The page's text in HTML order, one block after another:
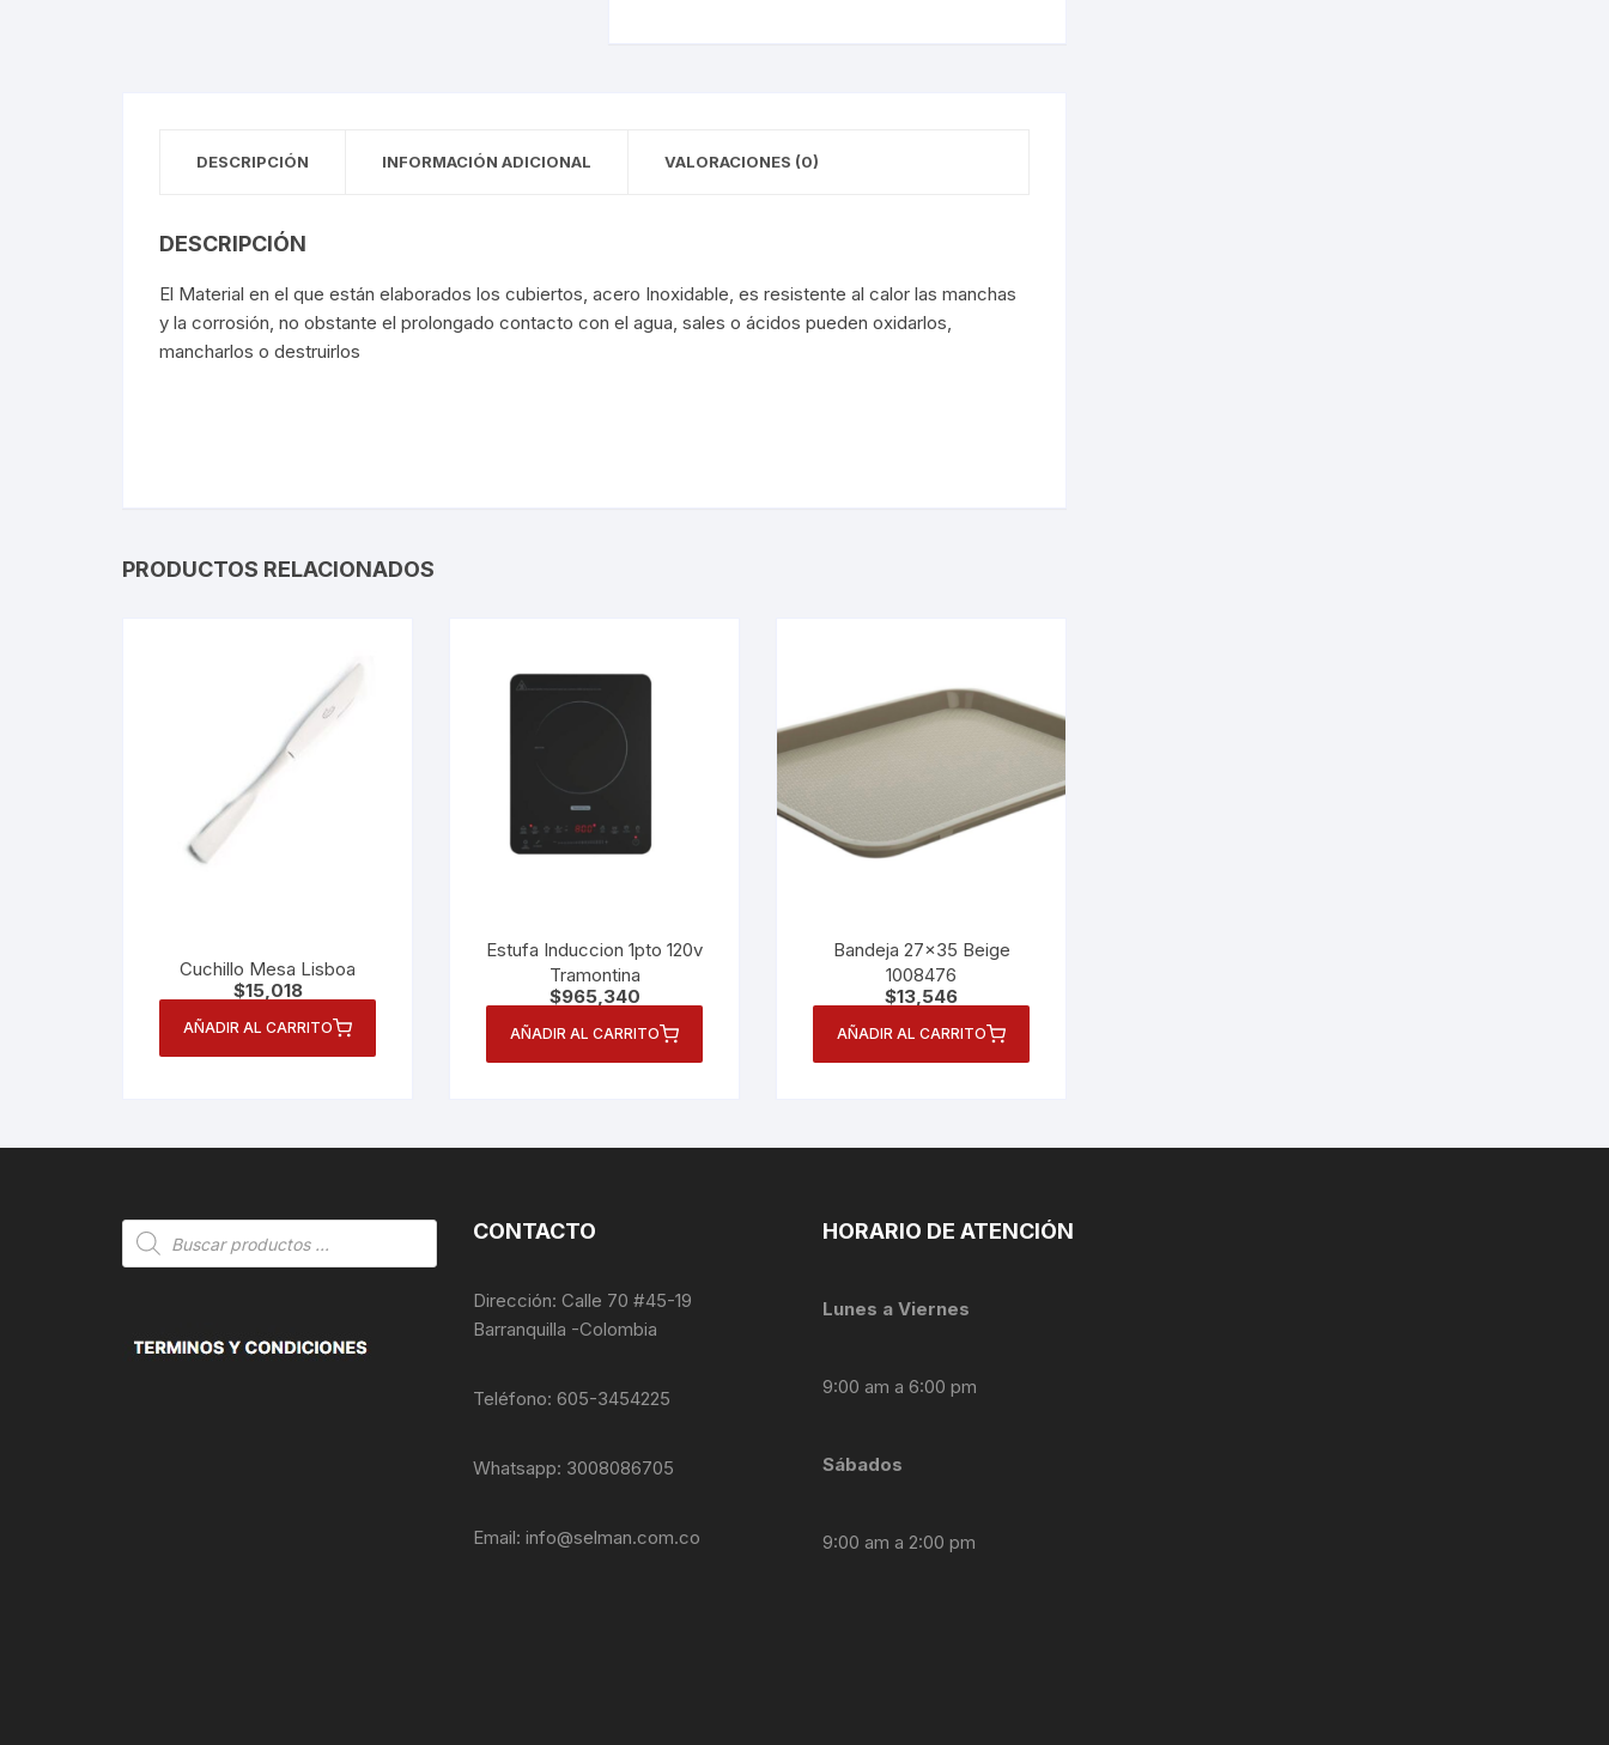
DESCRIPCIÓN INFORMACIÓN ADICIONAL VALORACIONES (0)
DESCRIPCIÓN
El Material en el que están elaborados los cubiertos, acero Inoxidable, es resistente al calor las manchas
y la corrosión, no obstante el prolongado contacto con el agua, sales o ácidos pueden oxidarlos,
mancharlos o destruirlos
PRODUCTOS RELACIONADOS
Cuchillo Mesa Lisboa
$15,018
AÑADIR AL CARRITO
Estufa Induccion 1pto 120v
Tramontina
$965,340
AÑADIR AL CARRITO
Bandeja 27×35 Beige
1008476
$13,546
AÑADIR AL CARRITO
Búsqueda
de
CONTACTO
Dirección: Calle 70 #45-19
Barranquilla -Colombia
Teléfono: 605-3454225
Whatsapp: 3008086705
Email: info@selman.com.co
HORARIO DE ATENCIÓN
Lunes a Viernes
9:00 am a 6:00 pm
Sábados
9:00 am a 2:00 pm